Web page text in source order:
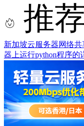
推
新加坡云服务器网络共
器上运行python程序的